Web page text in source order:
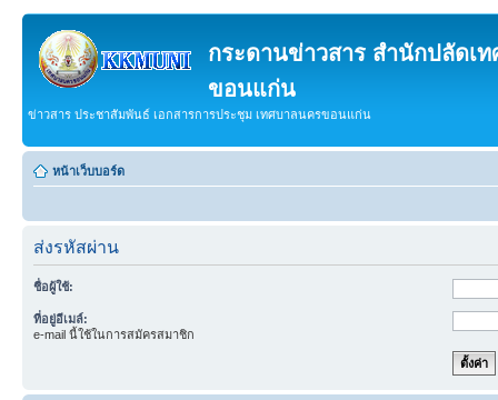
กระดานข่าวสาร สำนักปลัดเ
ขอนแก่น
ข่าวสาร ประชาสัมพันธ์ เอกสารการประชุม เทศบาลนครขอนแก่น
หน้าเว็บบอร์ด
ส่งรหัสผ่าน
ชื่อผู้ใช้:
ที่อยู่อีเมล์:
e-mail นี้ใช้ในการสมัครสมาชิก